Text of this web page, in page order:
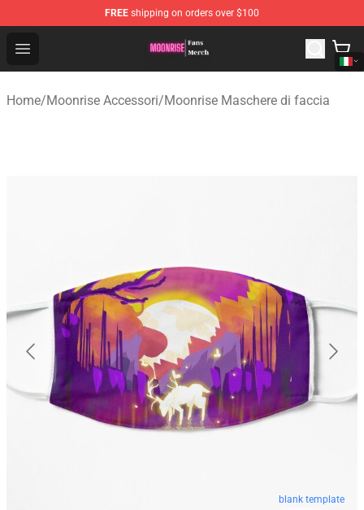
FREE shipping on orders over $100
Open menu
Moonrise Store - Official Moonrise Merchandise Shop
Home/Moonrise Accessori/Moonrise Maschere di faccia
blank template